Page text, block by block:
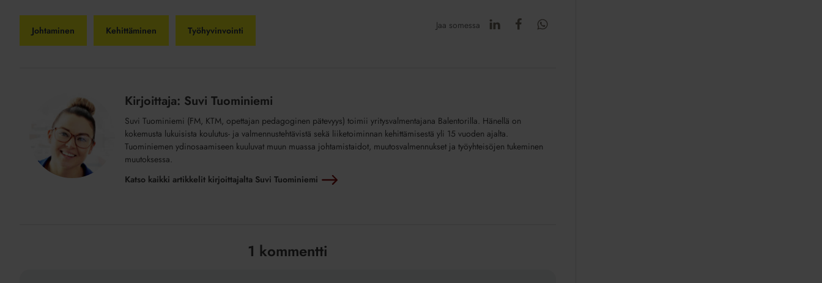
Johtaminen Kehittäminen Työhyvinvointi Jaa somessa
Kirjoittaja: Suvi Tuominiemi
Suvi Tuominiemi (FM, KTM, opettajan pedagoginen pätevyys) toimii yritysvalmentajana Balentorilla. Hänellä on
kokemusta lukuisista koulutus- ja valmennustehtävistä sekä liiketoiminnan kehittämisestä yli 15 vuoden ajalta.
Tuominiemen ydinosaamiseen kuuluvat muun muassa johtamistaidot, muutosvalmennukset ja työyhteisöjen tukeminen
muutoksessa.
Katso kaikki artikkelit kirjoittajalta Suvi Tuominiemi
1 kommentti